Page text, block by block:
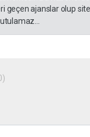
geçen ajanslar olup